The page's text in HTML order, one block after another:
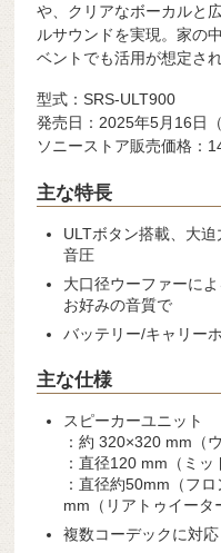
や、クリアなボーカルと
ルサウンドを実現。家の
ベントでも活用が想定さ
型式：SRS-ULT900
発売日：2025年5月16日（
ソニーストア販売価格：
主な特長
ULTボタン搭載、大
音圧
大口径ウーファーに
お好みの音質で
バッテリー/キャリー
主な仕様
スピーカーユニット
：約 320×320 mm（
：直径120 mm（ミッ
：直径約50mm（フ
mm（リアトゥイータ
複数コーデックに対応